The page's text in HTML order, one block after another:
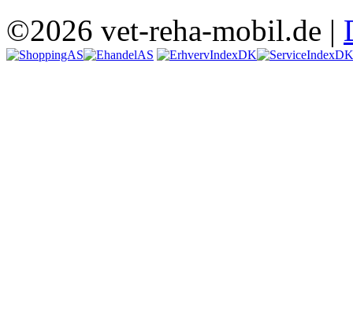
©2026 vet-reha-mobil.de |